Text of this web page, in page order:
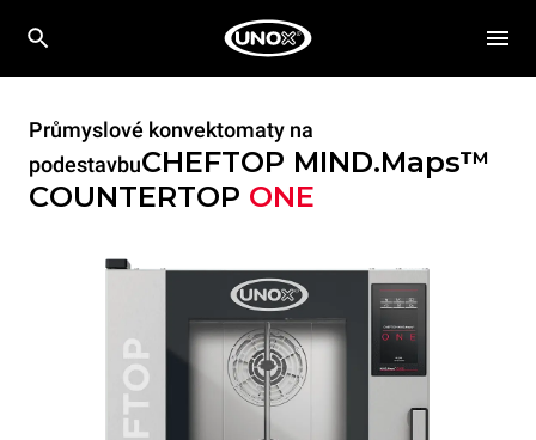
Průmyslové konvektomaty na
podestavbuCHEFTOP MIND.Maps™
COUNTERTOP ONE